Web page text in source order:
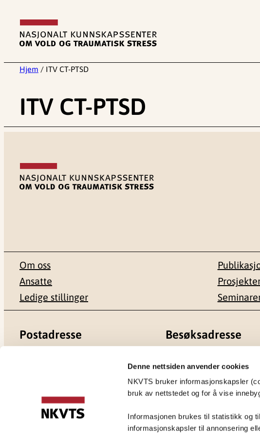
Denne nettsiden anvender cookies
NKVTS bruker informasjonskapsler
bruk av nettstedet og for å vise
Informasjonen brukes til statistikk og
informasjonskapsler til annonsering
innhold
Hjem / ITV CT-PTSD
ITV CT-PTSD
Om oss
Ansatte
Ledige stillinger
Postadresse Besøksadresse
Gullhaugveien 1-3
0484 Oslo